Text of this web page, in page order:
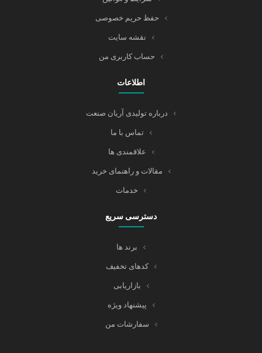
حفظ حریم خصوصی
نقشه سایت
حساب کاربری من
اطلاعات
درباره تولیدی آریان صنعت
تماس با ما
علاقمندی ها
مقالات و راهنمای خرید
خدمات
دسترسی سریع
برند ها
کدهای تخفیف
بازاریابی
پیشنهاد ویژه
سفارشات من